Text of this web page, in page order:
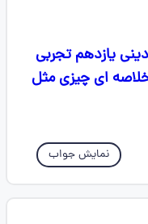
سلام ، کسی پاورپوینتی از درس ۷ دینی یازدهم تجربی
ای چیزی مثل
نمایش جواب